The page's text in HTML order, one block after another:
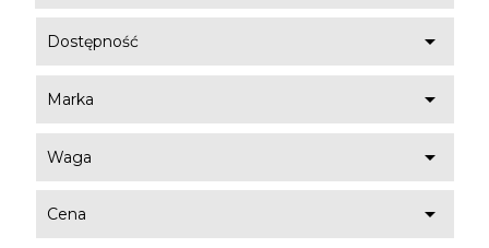
Dostępność 
Marka 
Waga 
Cena 